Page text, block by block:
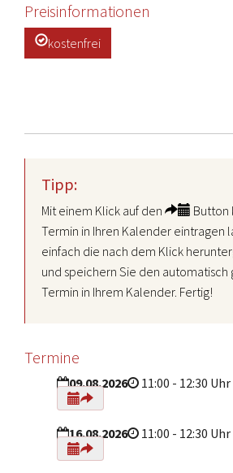
Preisinformationen
kostenfrei
Tipp:
Mit einem Klick auf den
Button
Termin in Ihren Kalender eintragen
einfach die nach dem Klick
und speichern Sie den
Termin in Ihrem Kalender. Fertig!
Termine
09.08.2026 11:00 - 12:30 Uhr
16.08.2026 11:00 - 12:30 Uhr